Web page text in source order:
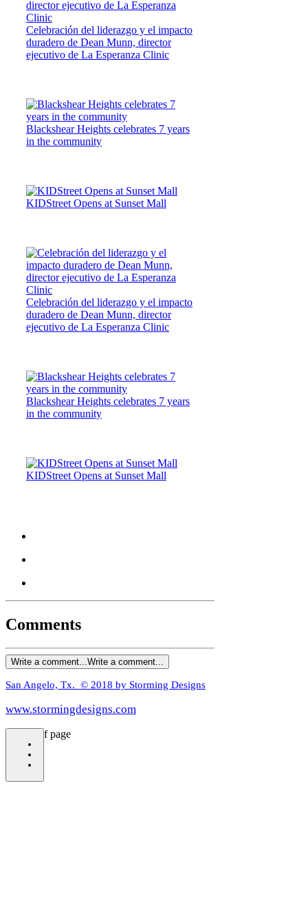
Celebración del liderazgo y el impacto
duradero de Dean Munn, director
ejecutivo de La Esperanza Clinic
Blackshear Heights celebrates 7 years
in the community
KIDStreet Opens at Sunset Mall
Celebración del liderazgo y el impacto
duradero de Dean Munn, director
ejecutivo de La Esperanza Clinic
Blackshear Heights celebrates 7 years
in the community
KIDStreet Opens at Sunset Mall
Comments
Write a comment...Write a comment...
San Angelo, Tx. © 2018 by Storming Designs
www.stormingdesigns.com
bottom of page